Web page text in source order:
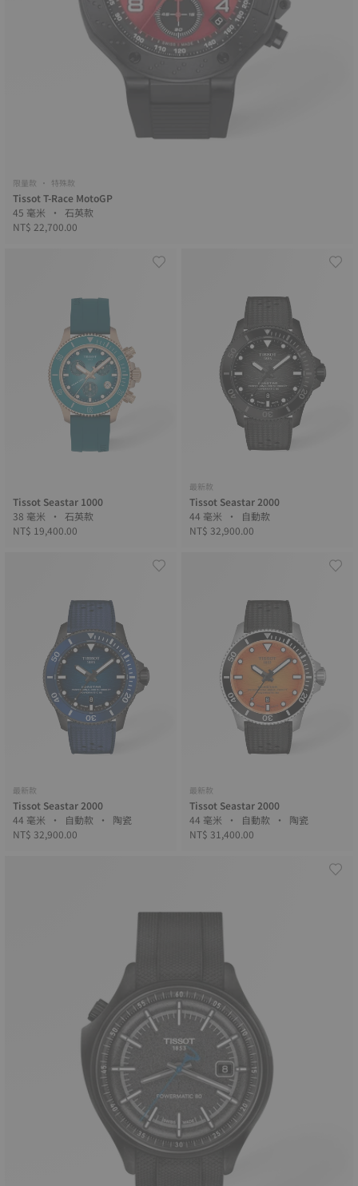
限量款 • 特殊款
Tissot T-Race MotoGP
45 毫米 • 石英款
NT$ 22,700.00
Tissot Seastar 1000
38 毫米 • 石英款
NT$ 19,400.00
最新款
Tissot Seastar 2000
44 毫米 • 自動款
NT$ 32,900.00
最新款
Tissot Seastar 2000
44 毫米 • 自動款 • 陶瓷
NT$ 32,900.00
最新款
Tissot Seastar 2000
44 毫米 • 自動款 • 陶瓷
NT$ 31,400.00